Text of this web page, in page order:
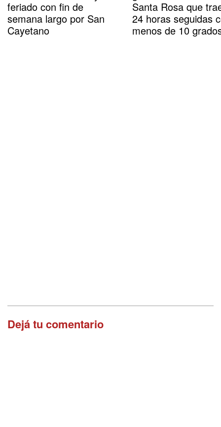
feriado con fin de
semana largo por San
Cayetano
Santa Rosa que
24 horas seguidas
menos de 10
Dejá tu comentario